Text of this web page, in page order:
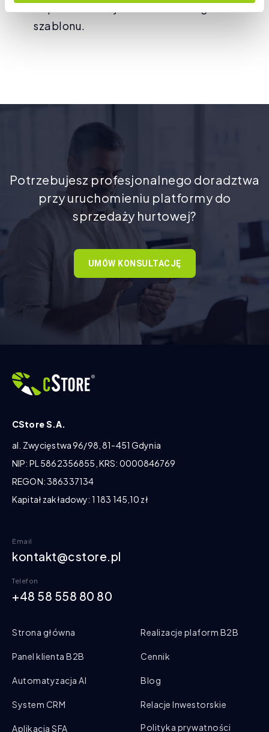
Poprawa funkcjonowania nowego
szablonu.
Potrzebujesz profesjonalnego doradztwa
przy uruchomieniu platformy do
sprzedaży hurtowej?
UMÓW KONSULTACJĘ
CStore S.A.
al. Zwycięstwa 96/98, 81-451 Gdynia
NIP: PL 5862356855, KRS: 0000846769
REGON: 386337134
Kapitał zakładowy: 1 183 145,10 zł
Email
kontakt@cstore.pl
Telefon
+48 58 558 80 80
Strona główna
Panel klienta B2B
Automatyzacja AI
System CRM
Aplikacja SFA
Realizacje plaform B2B
Cennik
Blog
Relacje Inwestorskie
Polityka prywatności